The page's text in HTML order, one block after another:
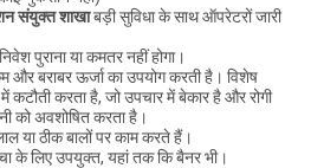
संयुक्त शाखाबड़ी सुविधा के साथ ऑपरेटरों जारी
पुराना या कमतर नहीं होगा।
और बराबर ऊर्जा का उपयोग करती है। विशेष
करता है, जो उपचार में बेकार है और रोगी
को अवशोषित करता है।
या ठीक बालों पर काम करते हैं।
के लिए उपयुक्त, यहां तक ​​कि बैनर भी।